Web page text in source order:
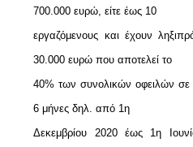
700.000 ευρώ, είτε έως 10
εργαζόμενους και έχουν
30.000 ευρώ που αποτελεί το
40% των συνολικών οφειλών
6 μήνες δηλ. από 1η
Δεκεμβρίου 2020 έως 1η